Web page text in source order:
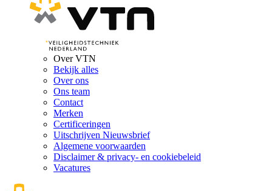
Over VTN
Bekijk alles
Over ons
Ons team
Contact
Merken
Certificeringen
Uitschrijven Nieuwsbrief
Algemene voorwaarden
Disclaimer & privacy- en cookiebeleid
Vacatures